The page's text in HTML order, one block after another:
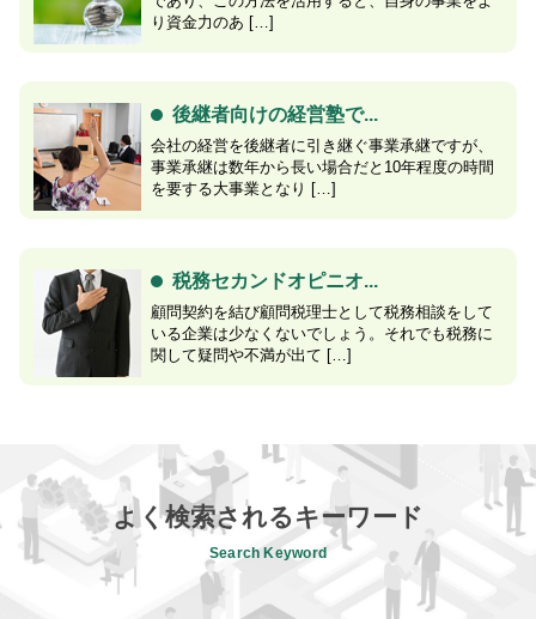
り資金力のあ […]
後継者向けの経営塾で...
会社の経営を後継者に引き継ぐ事業承継ですが、
事業承継は数年から長い場合だと10年程度の時間
を要する大事業となり […]
税務セカンドオピニオ...
顧問契約を結び顧問税理士として税務相談をして
いる企業は少なくないでしょう。それでも税務に
関して疑問や不満が出て […]
よく検索されるキーワード
Search Keyword